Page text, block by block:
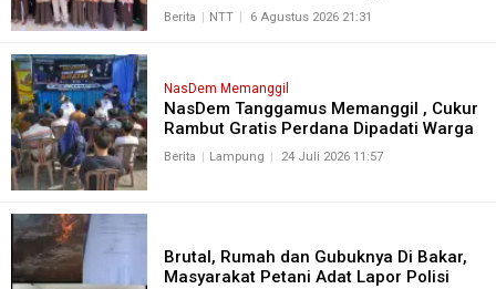
Berita NTT 6 Agustus 2026 21:31
NasDem Memanggil
NasDem Tanggamus Memanggil , Cukur
Rambut Gratis Perdana Dipadati Warga
Berita Lampung 24 Juli 2026 11:57
Brutal, Rumah dan Gubuknya Di Bakar,
Masyarakat Petani Adat Lapor Polisi